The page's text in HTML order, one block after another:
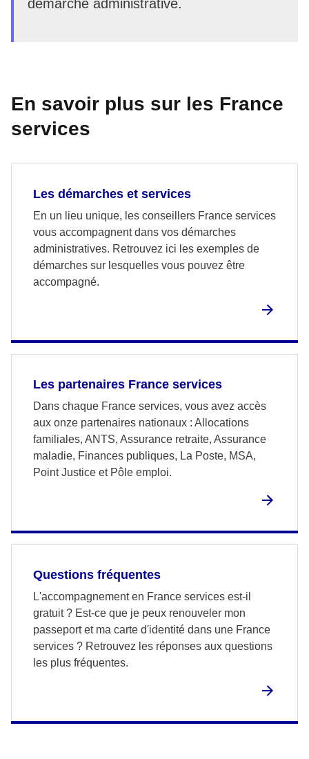
démarche administrative.
En savoir plus sur les France
services
Les démarches et services
En un lieu unique, les conseillers France services
vous accompagnent dans vos démarches
administratives. Retrouvez ici les exemples de
démarches sur lesquelles vous pouvez être
accompagné.
Les partenaires France services
Dans chaque France services, vous avez accès
aux onze partenaires nationaux : Allocations
familiales, ANTS, Assurance retraite, Assurance
maladie, Finances publiques, La Poste, MSA,
Point Justice et Pôle emploi.
Questions fréquentes
L'accompagnement en France services est-il
gratuit ? Est-ce que je peux renouveler mon
passeport et ma carte d'identité dans une France
services ? Retrouvez les réponses aux questions
les plus fréquentes.